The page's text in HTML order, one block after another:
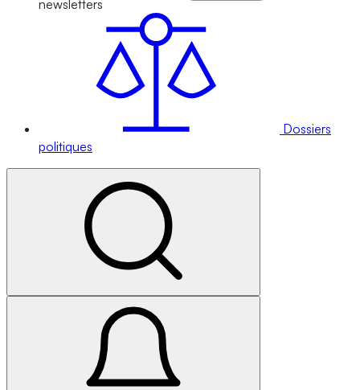
newsletters
Dossiers
politiques